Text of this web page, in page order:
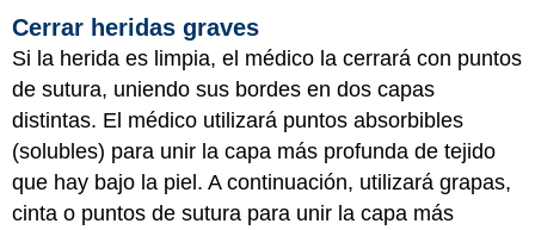
Cerrar heridas graves
Si la herida es limpia, el médico la cerrará con puntos
de sutura, uniendo sus bordes en dos capas
distintas. El médico utilizará puntos absorbibles
(solubles) para unir la capa más profunda de tejido
que hay bajo la piel. A continuación, utilizará grapas,
cinta o puntos de sutura para unir la capa más